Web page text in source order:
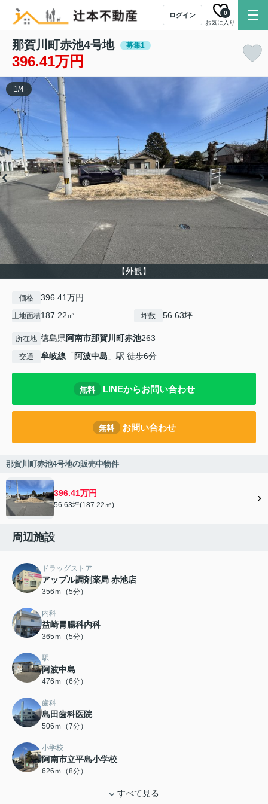
ログイン
お気に入り
0
那賀川町赤池4号地 募集1
396.41万円
【外観】
1/4
価格 396.41万円
土地面積187.22㎡ 坪数 56.63坪
所在地 徳島県阿南市那賀川町赤池263
交通 牟岐線 「 阿波中島 」駅 徒歩6分
無料 LINEからお問い合わせ
無料 お問い合わせ
那賀川町赤池4号地の販売中物件
396.41万円
56.63坪(187.22㎡)
周辺施設
ドラッグストア
アップル調剤薬局 赤池店
356ｍ（5分）
内科
益崎胃腸科内科
365ｍ（5分）
駅
阿波中島
476ｍ（6分）
歯科
島田歯科医院
506ｍ（7分）
小学校
阿南市立平島小学校
626ｍ（8分）
すべて見る